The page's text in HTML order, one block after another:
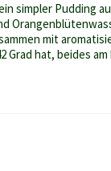
simpler Pudding
mit
Grad hat, beides